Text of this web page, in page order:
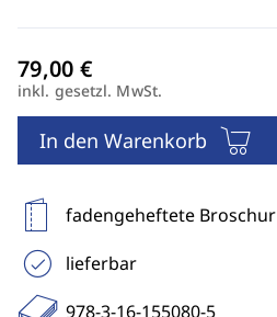
inkl. gesetzl. MwSt.
In den Warenkorb
fadengeheftete Broschur
lieferbar
978-3-16-155080-5